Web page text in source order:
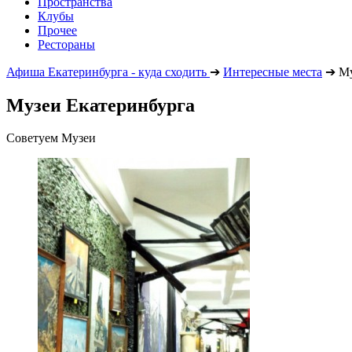
Клубы
Прочее
Рестораны
Афиша Екатеринбурга - куда сходить ➔ Интересные места ➔
Музеи Екатеринбурга
Советуем Музеи